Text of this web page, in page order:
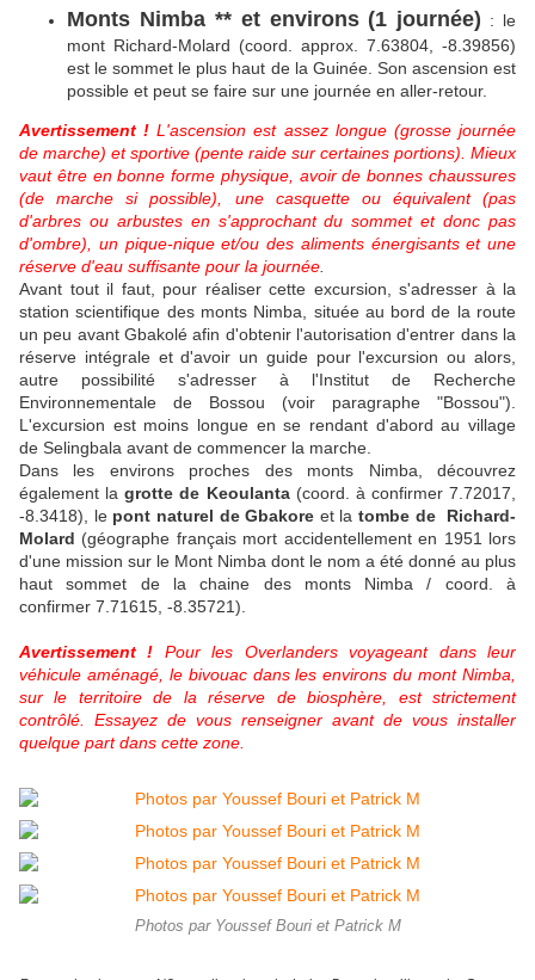
Monts Nimba ** et environs (1 journée) : le
mont Richard-Molard (coord. approx. 7.63804, -8.39856)
est le sommet le plus haut de la Guinée. Son ascension est
possible et peut se faire sur une journée en aller-retour.
Avertissement !L'ascension est assez longue (grosse journée
de marche) et sportive (pente raide sur certaines portions). Mieux
vaut être en bonne forme physique, avoir de bonnes chaussures
(de marche si possible), une casquette ou équivalent (pas
d'arbres ou arbustes en s'approchant du sommet et donc pas
d'ombre), un pique-nique et/ou des aliments énergisants et une
réserve d'eau suffisante pour la journée
Avant tout il faut, pour réaliser cette excursion, s'adresser à la
station scientifique des monts Nimba, située au bord de la route
un peu avant Gbakolé afin d'obtenir l'autorisation d'entrer dans la
réserve intégrale et d'avoir un guide pour l'excursion ou alors,
autre possibilité s'adresser à l'Institut de Recherche
Environnementale de Bossou (voir paragraphe "Bossou").
L'excursion est moins longue en se rendant d'abord au village
de Selingbala avant de commencer la marche.
Dans les environs proches des monts Nimba, découvrez
également lagrotte de Keoulanta(coord. à confirmer 7.72017,
-8.3418), lepont naturel de Gbakore et la tombe de Richard-
Molard (géographe français mort accidentellement en 1951 lors
d'une mission sur le Mont Nimba dont le nom a été donné au plus
haut sommet de la chaine des monts Nimba / coord. à
confirmer 7.71615, -8.35721).
Avertissement ! Pour les Overlanders voyageant dans leur
véhicule aménagé, le bivouac dans les environs du mont Nimba,
sur le territoire de la réserve de biosphère, est strictement
contrôlé. Essayez de vous renseigner avant de vous installer
quelque part dans cette zone.
Photos par Youssef Bouri et Patrick M